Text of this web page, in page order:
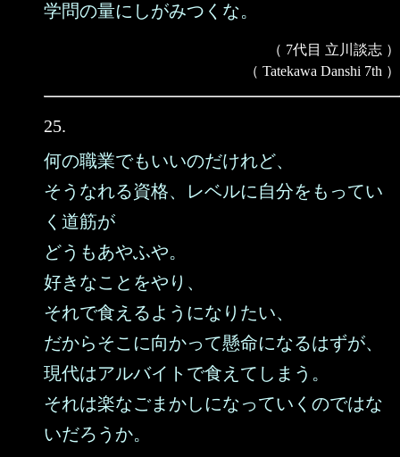
学問の量にしがみつくな。
（ 7代目 立川談志 ）
（ Tatekawa Danshi 7th ）
25.
何の職業でもいいのだけれど、
そうなれる資格、レベルに自分をもってい
く道筋が
どうもあやふや。
好きなことをやり、
それで食えるようになりたい、
だからそこに向かって懸命になるはずが、
現代はアルバイトで食えてしまう。
それは楽なごまかしになっていくのではな
いだろうか。